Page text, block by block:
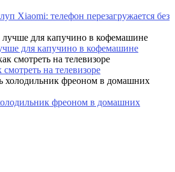
Xiaomi: телефон перезагружается без
для капучино в кофемашине
на телевизоре
фреоном в домашних